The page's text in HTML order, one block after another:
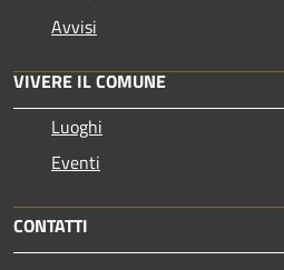
Avvisi
VIVERE IL COMUNE
Luoghi
Eventi
CONTATTI